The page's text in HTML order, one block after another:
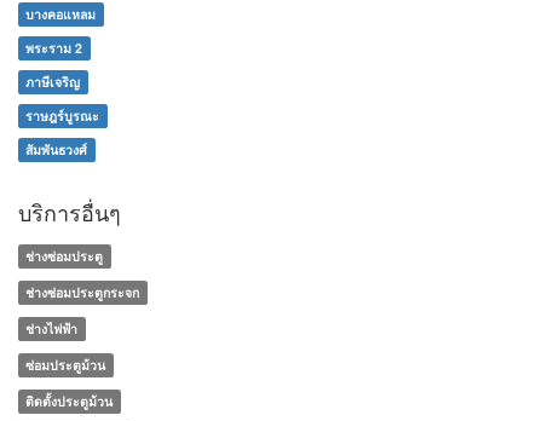
บางคอแหลม
พระราม 2
ภาษีเจริญ
ราษฎร์บูรณะ
สัมพันธวงศ์
บริการอื่นๆ
ช่างซ่อมประตู
ช่างซ่อมประตูกระจก
ช่างไฟฟ้า
ซ่อมประตูม้วน
ติดตั้งประตูม้วน